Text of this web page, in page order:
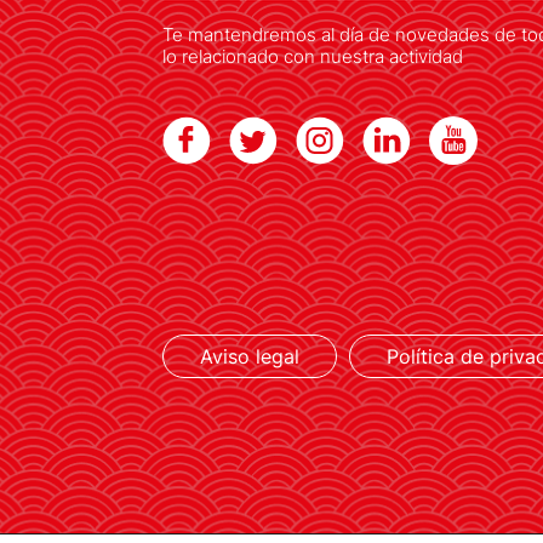
LEER MÁS
Te mantendremos al día de novedades de
lo relacionado con nuestra actividad
Aviso legal Política de